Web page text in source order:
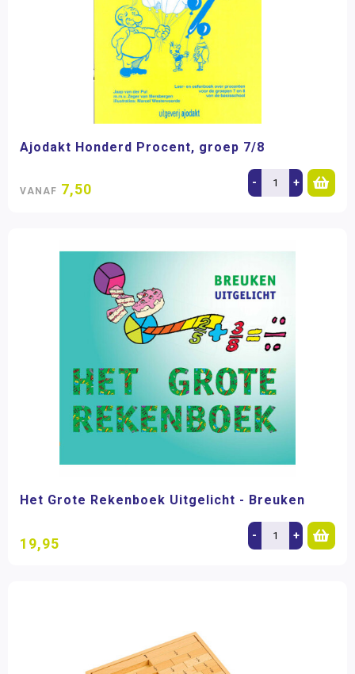
Ajodakt Honderd Procent, groep 7/8
VANAF 7,50 - +
Het Grote Rekenboek Uitgelicht - Breuken
19,95 - +